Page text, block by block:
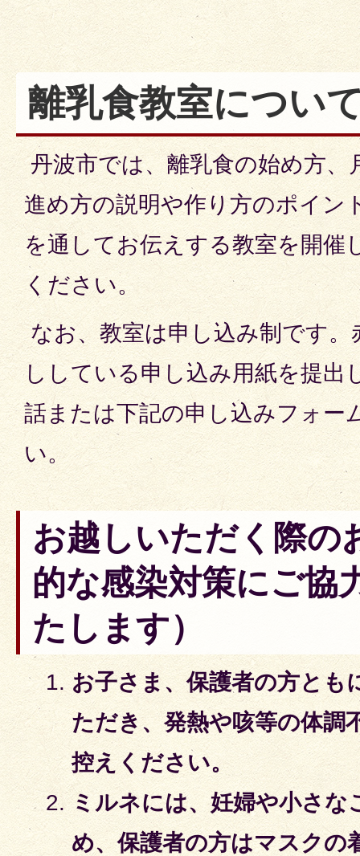
離乳食教室につい
丹波市では、離乳食の始め方、
進め方の説明や作り方のポイン
を通してお伝えする教室を開催
ください。
なお、教室は申し込み制です。
ししている申し込み用紙を提出
話または下記の申し込みフォー
い。
お越しいただく際の
的な感染対策にご協
たします）
お子さま、保護者の方とも
ただき、発熱や咳等の体調
控えください。
ミルネには、妊婦や小さな
め、保護者の方はマスクの